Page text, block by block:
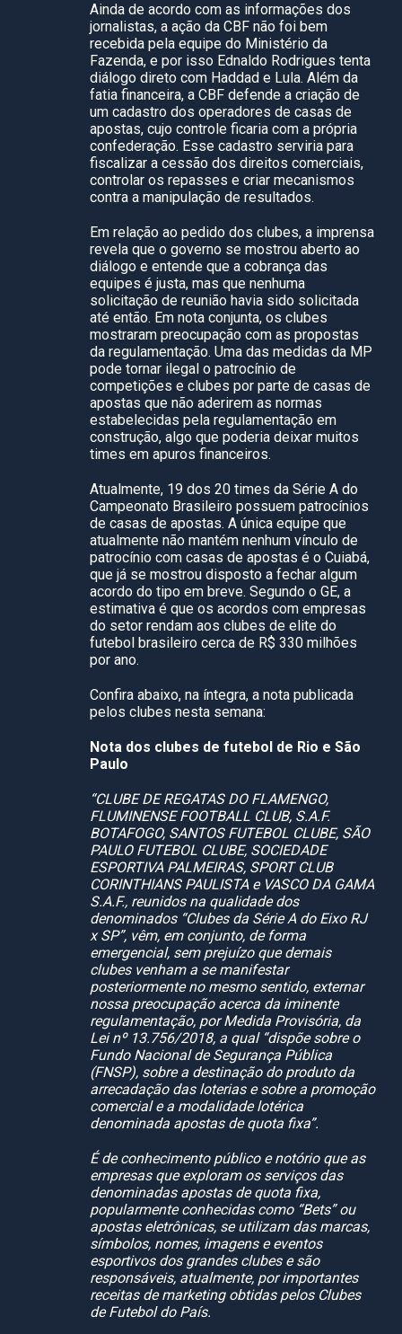
Ainda de acordo com as informações dos
jornalistas, a ação da CBF não foi bem
recebida pela equipe do Ministério da
Fazenda, e por isso Ednaldo Rodrigues tenta
diálogo direto com Haddad e Lula. Além da
fatia financeira, a CBF defende a criação de
um cadastro dos operadores de casas de
apostas, cujo controle ficaria com a própria
confederação. Esse cadastro serviria para
fiscalizar a cessão dos direitos comerciais,
controlar os repasses e criar mecanismos
contra a manipulação de resultados.
Em relação ao pedido dos clubes, a imprensa
revela que o governo se mostrou aberto ao
diálogo e entende que a cobrança das
equipes é justa, mas que nenhuma
solicitação de reunião havia sido solicitada
até então. Em nota conjunta, os clubes
mostraram preocupação com as propostas
da regulamentação. Uma das medidas da MP
pode tornar ilegal o patrocínio de
competições e clubes por parte de casas de
apostas que não aderirem as normas
estabelecidas pela regulamentação em
construção, algo que poderia deixar muitos
times em apuros financeiros.
Atualmente, 19 dos 20 times da Série A do
Campeonato Brasileiro possuem patrocínios
de casas de apostas. A única equipe que
atualmente não mantém nenhum vínculo de
patrocínio com casas de apostas é o Cuiabá,
que já se mostrou disposto a fechar algum
acordo do tipo em breve. Segundo o GE, a
estimativa é que os acordos com empresas
do setor rendam aos clubes de elite do
futebol brasileiro cerca de R$ 330 milhões
por ano.
Confira abaixo, na íntegra, a nota publicada
pelos clubes nesta semana:
Nota dos clubes de futebol de Rio e São
Paulo
“CLUBE DE REGATAS DO FLAMENGO,
FLUMINENSE FOOTBALL CLUB, S.A.F.
BOTAFOGO, SANTOS FUTEBOL CLUBE, SÃO
PAULO FUTEBOL CLUBE, SOCIEDADE
ESPORTIVA PALMEIRAS, SPORT CLUB
CORINTHIANS PAULISTA e VASCO DA GAMA
S.A.F., reunidos na qualidade dos
denominados “Clubes da Série A do Eixo RJ
x SP”, vêm, em conjunto, de forma
emergencial, sem prejuízo que demais
clubes venham a se manifestar
posteriormente no mesmo sentido, externar
nossa preocupação acerca da iminente
regulamentação, por Medida Provisória, da
Lei nº 13.756/2018, a qual “dispõe sobre o
Fundo Nacional de Segurança Pública
(FNSP), sobre a destinação do produto da
arrecadação das loterias e sobre a promoção
comercial e a modalidade lotérica
denominada apostas de quota fixa”.
É de conhecimento público e notório que as
empresas que exploram os serviços das
denominadas apostas de quota fixa,
popularmente conhecidas como “Bets” ou
apostas eletrônicas, se utilizam das marcas,
símbolos, nomes, imagens e eventos
esportivos dos grandes clubes e são
responsáveis, atualmente, por importantes
receitas de marketing obtidas pelos Clubes
de Futebol do País.